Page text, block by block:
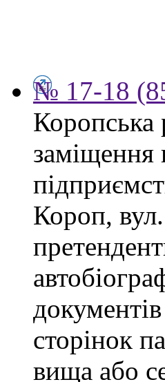
№ 17-18
Коропська
заміщення
Короп,
сторінок
вища або